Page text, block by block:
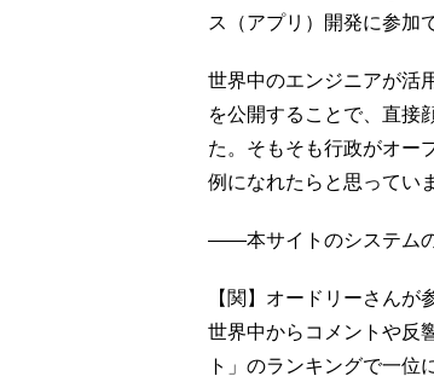
ス（アプリ）開発に参加
世界中のエンジニアが活
を公開することで、直接
た。そもそも行政がオー
例になれたらと思ってい
――本サイトのシステムの
【関】オードリーさんが
世界中からコメントや反
ト」のランキングで一位